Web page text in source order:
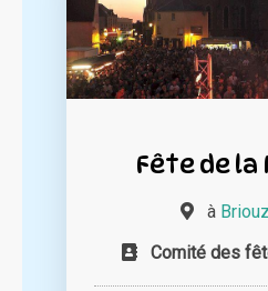
Fête de la
à
Comité des